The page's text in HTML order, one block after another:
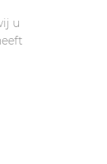
u